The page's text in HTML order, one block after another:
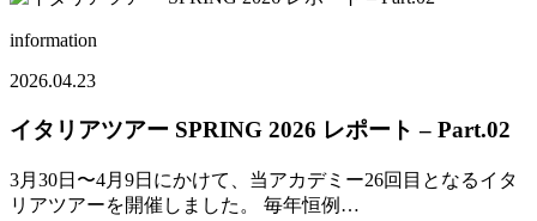
information
2026.04.23
イタリアツアー SPRING 2026 レポート – Part.02
3月30日〜4月9日にかけて、当アカデミー26回目となるイタ
リアツアーを開催しました。 毎年恒例…